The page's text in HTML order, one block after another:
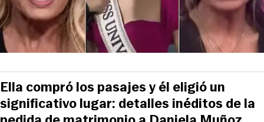
Ella compró los pasajes y él eligió un
significativo lugar: detalles inéditos de la